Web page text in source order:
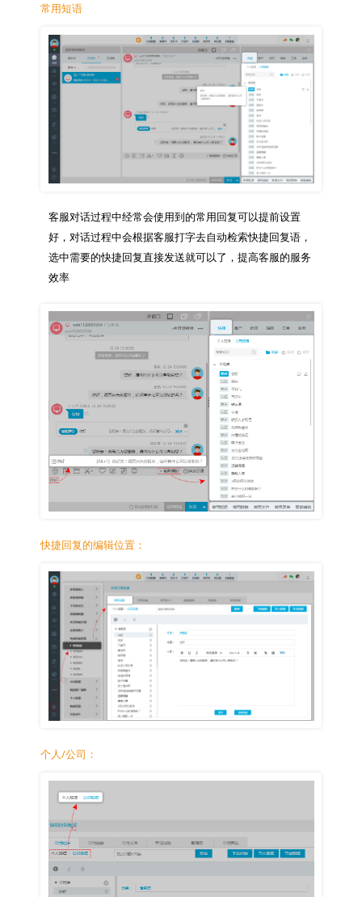
常用短语
客服对话过程中经常会使用到的常用回复可以提前设置
好，对话过程中会根据客服打字去自动检索快捷回复语，
选中需要的快捷回复直接发送就可以了，提高客服的服务
效率
快捷回复的编辑位置：
个人/公司：